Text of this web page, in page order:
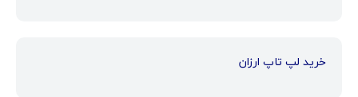
خرید لپ تاپ ارزان